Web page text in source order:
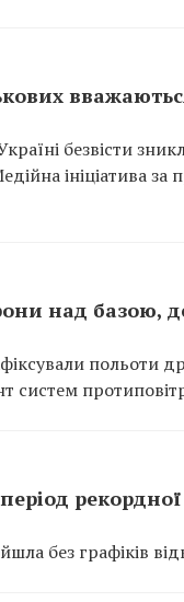
безвісти
над базою,
польоти
систем
без графіків